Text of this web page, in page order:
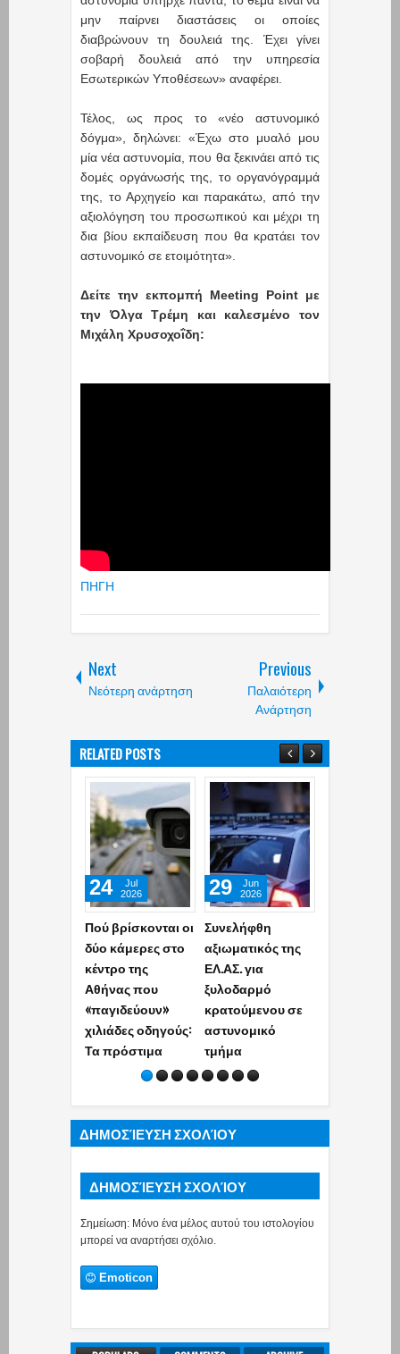
μην παίρνει διαστάσεις οι οποίες
διαβρώνουν τη δουλειά της. Έχει γίνει
σοβαρή δουλειά από την υπηρεσία
Εσωτερικών Υποθέσεων» αναφέρει.
Τέλος, ως προς το «νέο αστυνομικό
δόγμα», δηλώνει: «Έχω στο μυαλό μου
μία νέα αστυνομία, που θα ξεκινάει από τις
δομές οργάνωσής της, το οργανόγραμμά
της, το Αρχηγείο και παρακάτω, από την
αξιολόγηση του προσωπικού και μέχρι τη
δια βίου εκπαίδευση που θα κρατάει τον
αστυνομικό σε ετοιμότητα».
Δείτε την εκπομπή Meeting Point με
την Όλγα Τρέμη και καλεσμένο τον
Μιχάλη Χρυσοχοΐδη:
ΠΗΓΗ
Next
Νεότερη ανάρτηση
Previous
Παλαιότερη
Ανάρτηση
RELATED POSTS
Πού βρίσκονται οι
δύο κάμερες στο
κέντρο της
Αθήνας που
«παγιδεύουν»
χιλιάδες οδηγούς:
Τα πρόστιμα
24
Jul
2026
Συνελήφθη
αξιωματικός της
ΕΛ.ΑΣ. για
ξυλοδαρμό
κρατούμενου σε
αστυνομικό
τμήμα
29
Jun
2026
ΔΗΜΟΣΊΕΥΣΗ ΣΧΟΛΊΟΥ
ΔΗΜΟΣΊΕΥΣΗ ΣΧΟΛΊΟΥ
Σημείωση: Μόνο ένα μέλος αυτού του ιστολογίου
μπορεί να αναρτήσει σχόλιο.
Emoticon